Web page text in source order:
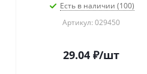
Есть в наличии (100)
Артикул: 029450
29.04₽/шт